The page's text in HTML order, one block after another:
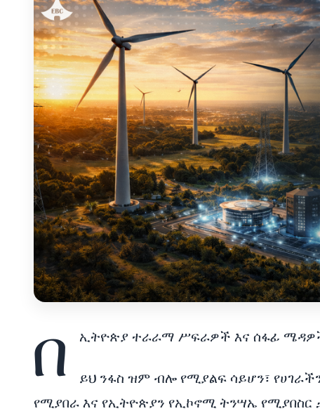
በ ኢትዮጵያ ተራራማ ሥፍራዎች እና ሰፋፊ ሜዳዎች
ይህ ንፋስ ዝም ብሎ የሚያልፍ ሳይሆን፣
የሚያበራ እና የኢትዮጵያን የኢኮኖሚ ትንሣኤ የሚያበስር